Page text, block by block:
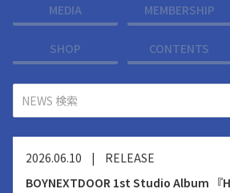
MEDIA MEMBERSHIP
SHOP CONTENTS
2026.06.10 |
RELEASE
BOYNEXTDOOR 1st Studio Album 『